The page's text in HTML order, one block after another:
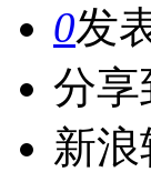
0发
分享
新